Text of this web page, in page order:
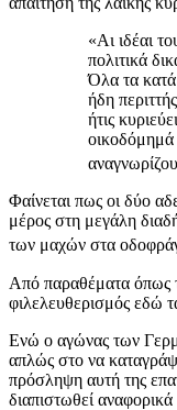
«Αι ιδέαι
πολιτικά
Όλα τα κατά
ήδη
ήτις
οικοδόμημά
Φαίνεται πως οι δύο
μέρος στη μεγάλη
των μαχών στα
Από παραθέματα όπως
φιλελευθερισμός εδώ
Ενώ ο αγώνας των
απλώς στο να
πρόσληψη αυτή της
διαπιστωθεί